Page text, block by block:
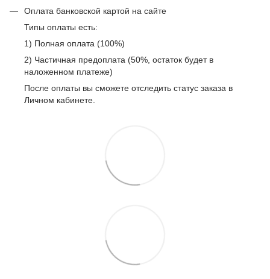
Оплата банковской картой на сайте
Типы оплаты есть:
1) Полная оплата (100%)
2) Частичная предоплата (50%, остаток будет в
наложенном платеже)
После оплаты вы сможете отследить статус заказа в
Личном кабинете.